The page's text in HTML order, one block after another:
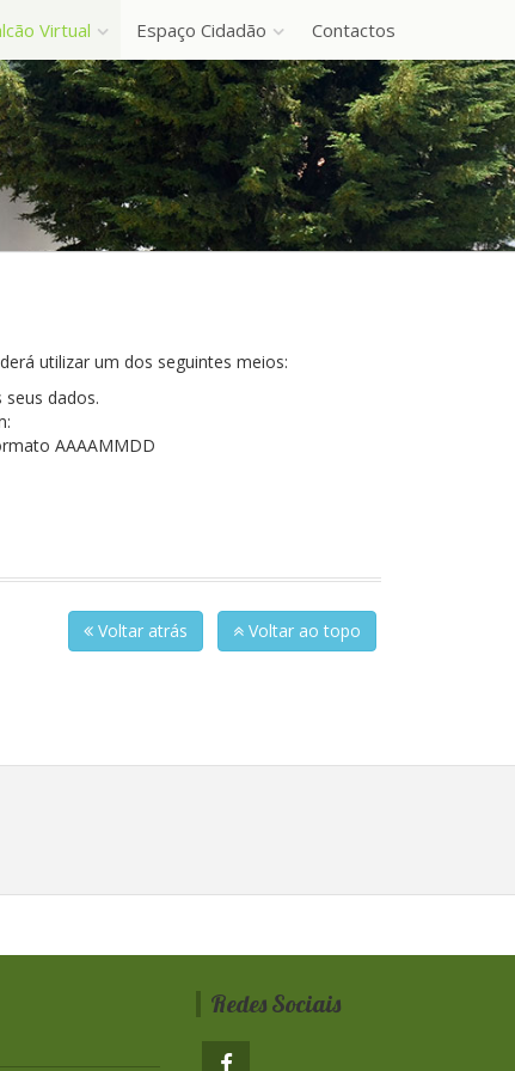
Virtual Espaço Cidadão Contactos
utilizar um dos seguintes meios:
dados.
AAAAMMDD
Voltar atrás Voltar ao topo
Redes Sociais